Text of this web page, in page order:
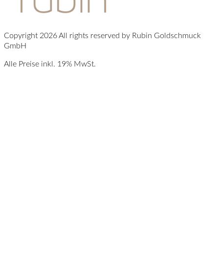
Copyright 2026 All rights reserved by Rubin Goldschmuck
GmbH
Alle Preise inkl. 19% MwSt.